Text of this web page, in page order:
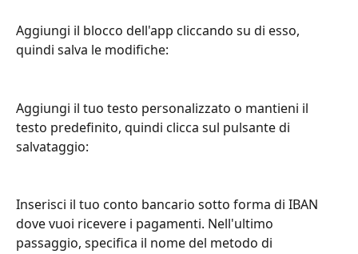
Aggiungi il blocco dell'app cliccando su di esso,
quindi salva le modifiche:
Aggiungi il tuo testo personalizzato o mantieni il
testo predefinito, quindi clicca sul pulsante di
salvataggio:
Inserisci il tuo conto bancario sotto forma di IBAN
dove vuoi ricevere i pagamenti. Nell'ultimo
passaggio, specifica il nome del metodo di